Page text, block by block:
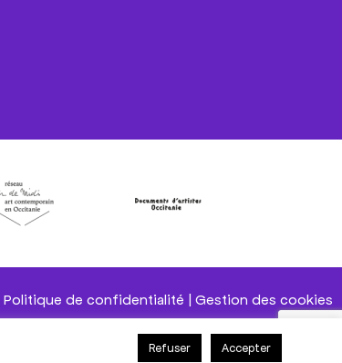
Politique de confidentialité | Gestion des cookies
Refuser Accepter